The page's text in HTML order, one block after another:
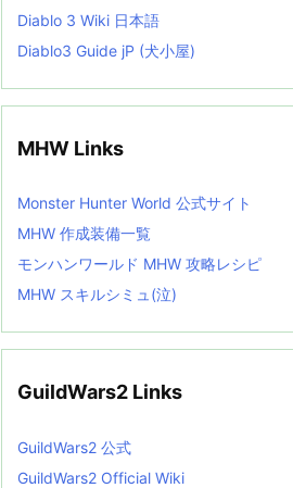
Diablo 3 Wiki 日本語
Diablo3 Guide jP (犬小屋)
MHW Links
Monster Hunter World 公式サイト
MHW 作成装備一覧
モンハンワールド MHW 攻略レシピ
MHW スキルシミュ(泣)
GuildWars2 Links
GuildWars2 公式
GuildWars2 Official Wiki